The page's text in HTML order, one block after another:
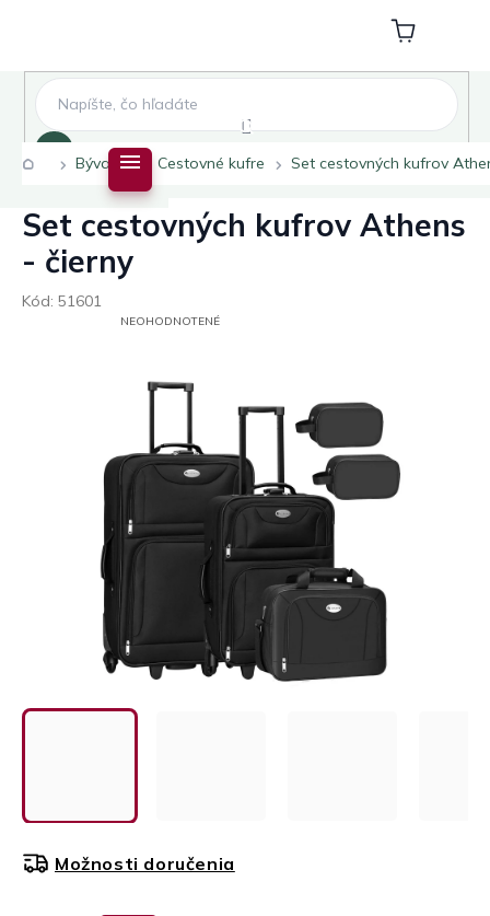
Nákupný
košík
Domov
Bývanie Cestovné kufre Set cestovných kufrov
Set cestovných kufrov Athens
- čierny
Kód: 51601
PRIEMERNÉNEOHODNOTENÉ
Možnosti doručenia